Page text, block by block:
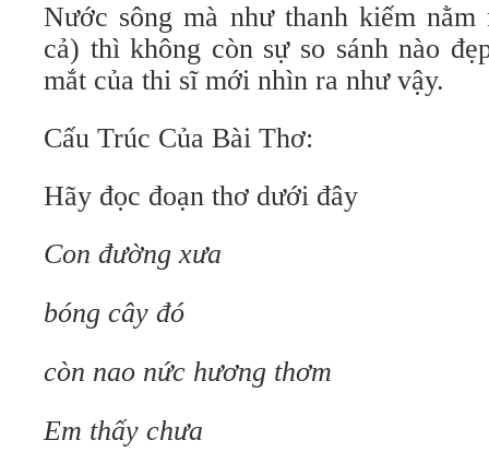
Nước sông mà như thanh kiếm nằm
cả) thì không còn sự so sánh nào
mắt của thi sĩ mới nhìn ra như vậy.
Cấu Trúc Của Bài Thơ:
Hãy đọc đoạn thơ dưới đây
Con đường xưa
bóng cây đó
còn nao nức hương thơm
Em thấy chưa